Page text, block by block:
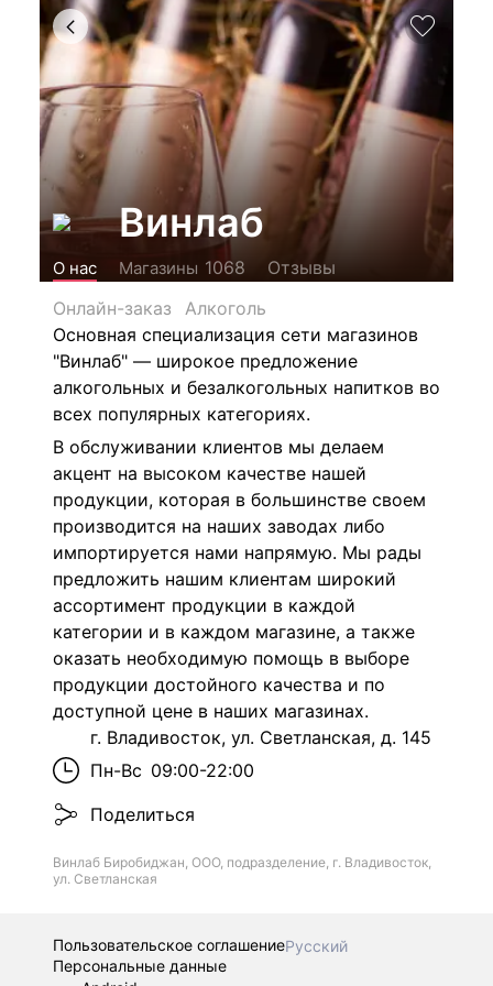
Винлаб
О нас Магазины 1068
Отзывы
Онлайн-заказ
Алкоголь
Основная специализация сети магазинов
"Винлаб" — широкое предложение
алкогольных и безалкогольных напитков во
всех популярных категориях.
В обслуживании клиентов мы делаем
акцент на высоком качестве нашей
продукции, которая в большинстве своем
производится на наших заводах либо
импортируется нами напрямую. Мы рады
предложить нашим клиентам широкий
ассортимент продукции в каждой
категории и в каждом магазине, а также
оказать необходимую помощь в выборе
продукции достойного качества и по
доступной цене в наших магазинах.
г. Владивосток, ул. Светланская, д. 145
Пн-Вс 09:00-22:00
Поделиться
Винлаб Биробиджан, ООО, подразделение, г. Владивосток,
ул. Светланская
Пользовательское соглашениеРусский
Персональные данные